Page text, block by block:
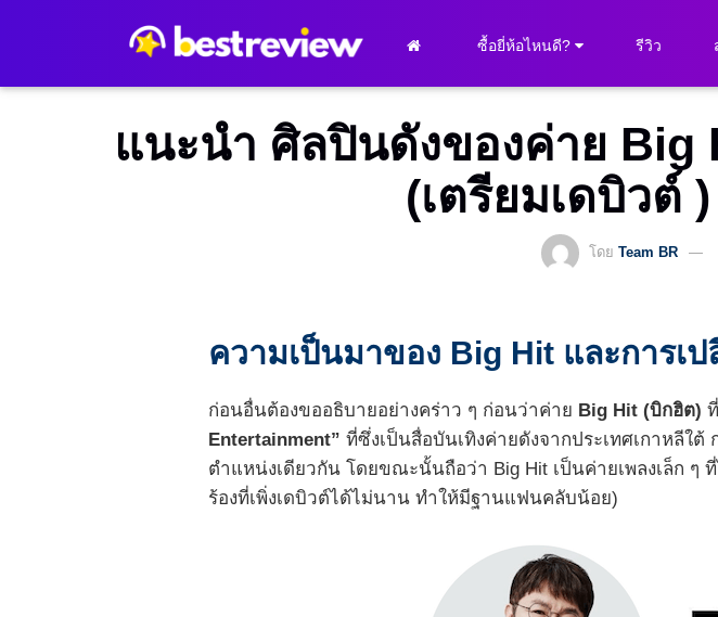
ซื้อยี่ห้อไหนดี? รีวิว
แนะนำ ศิลปินดังของค่าย Big
(เตรียมเดบิวต์
โดย Team BR
ความเป็นมาของ Big Hit และการเ
ก่อนอื่นต้องขออธิบายอย่างคร่าว ๆ ก่อนว่าค่าย Big Hit (บิกฮิต)
Entertainment” ที่ซึ่งเป็นสื่อบันเทิงค่ายดังจากประเทศเกาหลีใต้
ตำแหน่งเดียวกัน โดยขณะนั้นถือว่า Big Hit เป็นค่ายเพลงเล็ก ๆ
ร้องที่เพิ่งเดบิวต์ได้ไม่นาน ทำให้มีฐานแฟนคลับน้อย)